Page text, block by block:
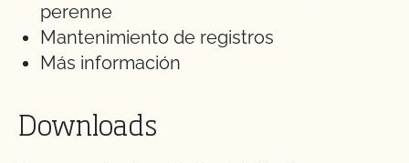
perenne
Mantenimiento de registros
Más información
Downloads